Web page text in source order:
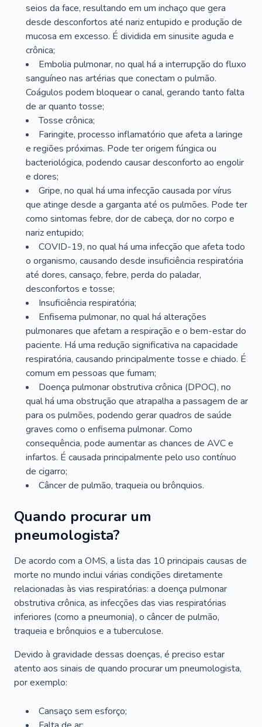
seios da face, resultando em um inchaço que gera
desde desconfortos até nariz entupido e produção de
mucosa em excesso. É dividida em sinusite aguda e
crônica;
Embolia pulmonar, no qual há a interrupção do fluxo
sanguíneo nas artérias que conectam o pulmão.
Coágulos podem bloquear o canal, gerando tanto falta
de ar quanto tosse;
Tosse crônica;
Faringite, processo inflamatório que afeta a laringe
e regiões próximas. Pode ter origem fúngica ou
bacteriológica, podendo causar desconforto ao engolir
e dores;
Gripe, no qual há uma infecção causada por vírus
que atinge desde a garganta até os pulmões. Pode ter
como sintomas febre, dor de cabeça, dor no corpo e
nariz entupido;
COVID-19, no qual há uma infecção que afeta todo
o organismo, causando desde insuficiência respiratória
até dores, cansaço, febre, perda do paladar,
desconfortos e tosse;
Insuficiência respiratória;
Enfisema pulmonar, no qual há alterações
pulmonares que afetam a respiração e o bem-estar do
paciente. Há uma redução significativa na capacidade
respiratória, causando principalmente tosse e chiado. É
comum em pessoas que fumam;
Doença pulmonar obstrutiva crônica (DPOC), no
qual há uma obstrução que atrapalha a passagem de ar
para os pulmões, podendo gerar quadros de saúde
graves como o enfisema pulmonar. Como
consequência, pode aumentar as chances de AVC e
infartos. É causada principalmente pelo uso contínuo
de cigarro;
Câncer de pulmão, traqueia ou brônquios.
Quando procurar um
pneumologista?
De acordo com a OMS, a lista das 10 principais causas de
morte no mundo inclui várias condições diretamente
relacionadas às vias respiratórias: a doença pulmonar
obstrutiva crônica, as infecções das vias respiratórias
inferiores (como a pneumonia), o câncer de pulmão,
traqueia e brônquios e a tuberculose.
Devido à gravidade dessas doenças, é preciso estar
atento aos sinais de quando procurar um pneumologista,
por exemplo:
Cansaço sem esforço;